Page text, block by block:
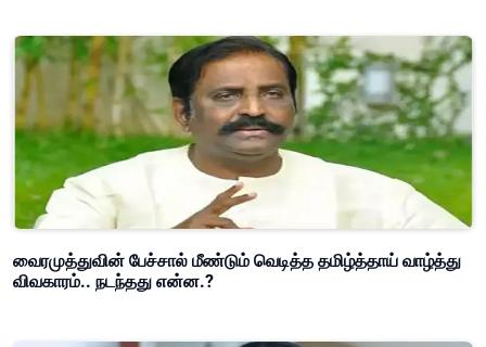
வைரமுத்துவின் பேச்சால் மீண்டும் வெடித்த தமிழ்த்தாய் வாழ்த்து
விவகாரம்.. நடந்தது என்ன.?